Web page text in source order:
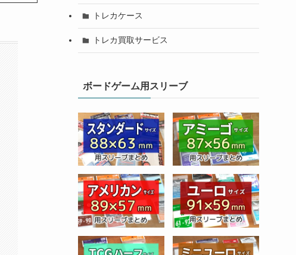
トレカケース
トレカ買取サービス
ボードゲーム用スリーブ